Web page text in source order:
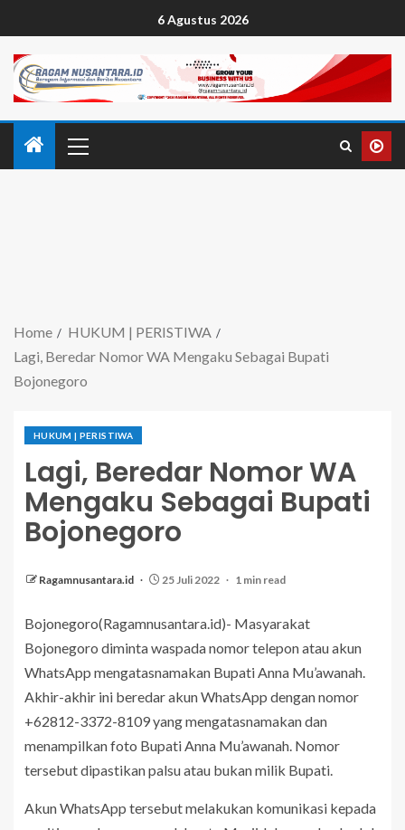
6 Agustus 2026
Home
HUKUM | PERISTIWA
Lagi, Beredar Nomor WA Mengaku Sebagai Bupati
Bojonegoro
HUKUM | PERISTIWA
Lagi, Beredar Nomor WA
Mengaku Sebagai Bupati
Bojonegoro
Ragamnusantara.id 25 Juli 2022 1 min read
Bojonegoro(Ragamnusantara.id)- Masyarakat
Bojonegoro diminta waspada nomor telepon atau akun
WhatsApp mengatasnamakan Bupati Anna Mu’awanah.
Akhir-akhir ini beredar akun WhatsApp dengan nomor
+62812-3372-8109 yang mengatasnamakan dan
menampilkan foto Bupati Anna Mu’awanah. Nomor
tersebut dipastikan palsu atau bukan milik Bupati.
Akun WhatsApp tersebut melakukan komunikasi kepada